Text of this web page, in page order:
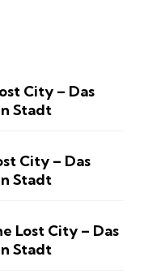
City – Das
Stadt
City – Das
Stadt
Lost City – Das
Stadt